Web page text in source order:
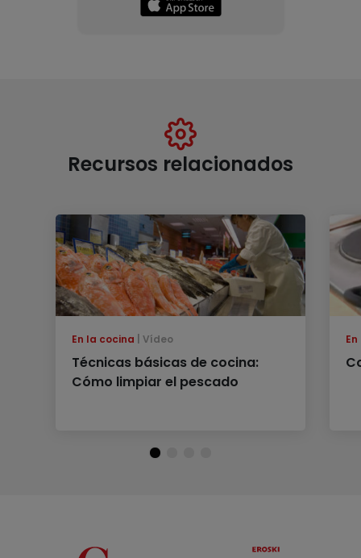
Recursos relacionados
En la cocina Vídeo
Técnicas básicas de cocina:
Cómo limpiar el pescado